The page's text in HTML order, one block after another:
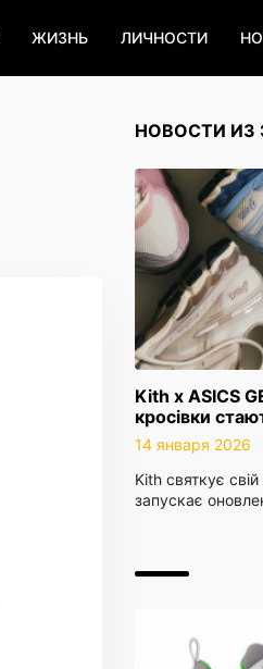
ЖИЗНЬ ЛИЧНОСТИ
НОВОСТИ ИЗ
Kith x ASICS
кросівки
14 января 2026
Kith святкує
запускає